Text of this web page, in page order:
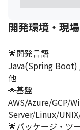
・夏季休暇
※5日以上の連続休暇
また、
🌟資格取得支援制度
🌟企業型確定拠出年金
🌟各種手当
など、充実した福利
OpenWorkでの社員
開発環境・現場
🌟開発言語
Java(Spring
他
🌟基盤
AWS/Azure/GCP/
Server/Linux/
🌟パッケージ・ツ